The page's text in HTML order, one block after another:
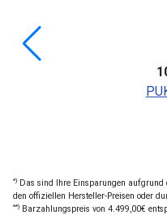
*) Das sind Ihre Einsparungen aufgrund
den offiziellen Hersteller-Preisen oder
**) Barzahlungspreis von 4.499,00€